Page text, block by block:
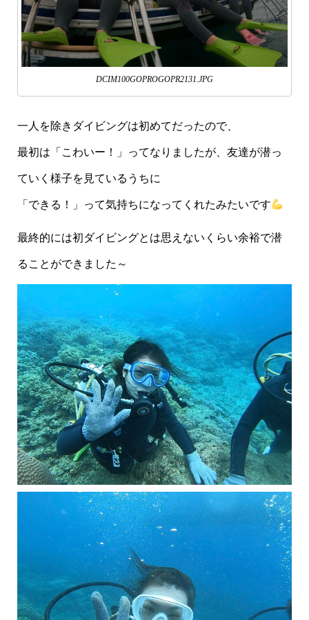
DCIM100GOPROGOPR2131.JPG
一人を除きダイビングは初めてだったので、
最初は「こわいー！」ってなりましたが、友達が潜っ
ていく様子を見ているうちに
「できる！」って気持ちになってくれたみたいです
最終的には初ダイビングとは思えないくらい余裕で潜
ることができました～